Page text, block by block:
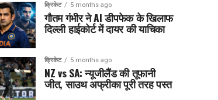
क्रिकेट 5 months ago
गौतम गंभीर ने AI डीपफेक के खिलाफ
दिल्ली हाईकोर्ट में दायर की याचिका
क्रिकेट 5 months ago
NZ vs SA: न्यूजीलैंड की तूफानी
जीत, साउथ अफ्रीका पूरी तरह पस्त